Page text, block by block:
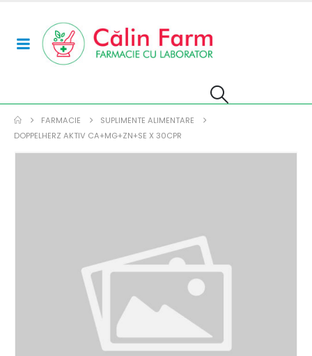
FARMACIE
SUPLIMENTE ALIMENTARE
DOPPELHERZ AKTIV CA+MG+ZN+SE X 30CPR